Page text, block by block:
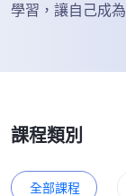
學習，讓自己成
課程類別
全部課程